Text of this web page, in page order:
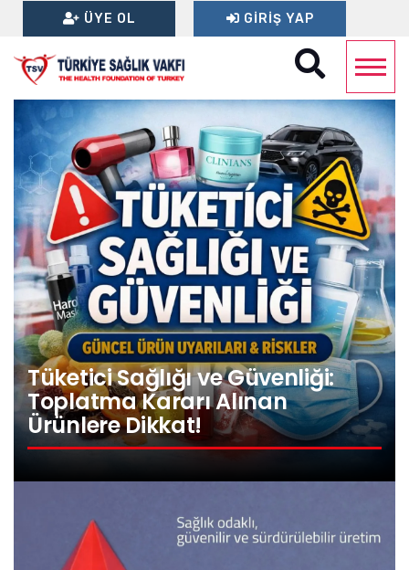
ÜYE OL GIRIŞ YAP
Tüketici Sağlığı ve Güvenliği:
Toplatma Kararı Alınan
Ürünlere Dikkat!